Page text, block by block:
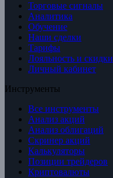
Торговые сигналы
Аналитика
Обучение
Наши сделки
Тарифы
Лояльность и скидки
Личный кабинет
Инструменты
Все инструменты
Анализ акций
Анализ облигаций
Скринер акций
Калькуляторы
Позиции трейдеров
Криптовалюты